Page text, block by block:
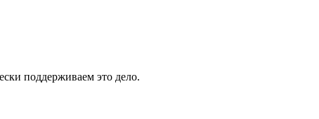
поддерживаем это дело.